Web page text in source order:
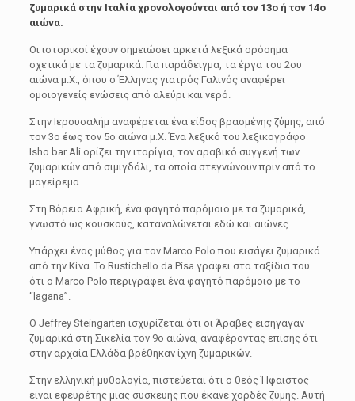
ζυμαρικά στην Ιταλία χρονολογούνται από τον 13ο ή τον 14ο
αιώνα.
Οι ιστορικοί έχουν σημειώσει αρκετά λεξικά ορόσημα
σχετικά με τα ζυμαρικά. Για παράδειγμα, τα έργα του 2ου
αιώνα μ.Χ., όπου ο Έλληνας γιατρός Γαλινός αναφέρει
ομοιογενείς ενώσεις από αλεύρι και νερό.
Στην Ιερουσαλήμ αναφέρεται ένα είδος βρασμένης ζύμης, από
τον 3ο έως τον 5ο αιώνα μ.Χ. Ένα λεξικό του λεξικογράφο
Isho bar Ali ορίζει την ιταρίγια, τον αραβικό συγγενή των
ζυμαρικών από σιμιγδάλι, τα οποία στεγνώνουν πριν από το
μαγείρεμα.
Στη Βόρεια Αφρική, ένα φαγητό παρόμοιο με τα ζυμαρικά,
γνωστό ως κουσκούς, καταναλώνεται εδώ και αιώνες.
Υπάρχει ένας μύθος για τον Marco Polo που εισάγει ζυμαρικά
από την Κίνα. Το Rustichello da Pisa γράφει στα ταξίδια του
ότι ο Marco Polo περιγράφει ένα φαγητό παρόμοιο με το
“lagana”.
Ο Jeffrey Steingarten ισχυρίζεται ότι οι Άραβες εισήγαγαν
ζυμαρικά στη Σικελία τον 9ο αιώνα, αναφέροντας επίσης ότι
στην αρχαία Ελλάδα βρέθηκαν ίχνη ζυμαρικών.
Στην ελληνική μυθολογία, πιστεύεται ότι ο θεός Ήφαιστος
είναι εφευρέτης μιας συσκευής που έκανε χορδές ζύμης. Αυτή